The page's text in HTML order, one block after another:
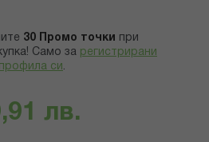
30 Промо точки
при
Само за регистрирани
профила си .
лв.